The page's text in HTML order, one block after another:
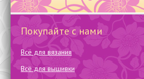
Покупайте с нами
Всё для вязания
Всё для вышивки